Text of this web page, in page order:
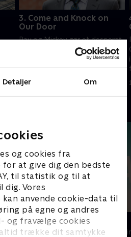
Detaljer Om
og cookies fra
at give dig den bedste
til statistik og til at
dig. Vores
anvende cookie-data til
på egne og andres
og fravælge cookies
trække dit samtykke
3. Come and Knock on
Our Door
Ray og Mickey gør et desperat
forsøg på at få løsladt Terry.
Samtidig foreslår Mickey og
Daryll en ny og bedre strategi
til Garys prostitution.
1. juli 2021 • 51 min
The Au Pair
Krimi &